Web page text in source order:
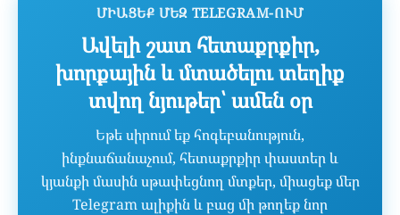
ՄԻԱՑԵՔ ՄԵԶ TELEGRAM-ՈՒՄ
Ավելի շատ հետաքրքիր,
խորքային և մտածելու տեղիք
տվող նյութեր՝ ամեն օր
Եթե սիրում եք հոգեբանություն,
ինքնաճանաչում, հետաքրքիր փաստեր և
կյանքի մասին սթափեցնող մտքեր, միացեք մեր
Telegram ալիքին և բաց մի թողեք նոր